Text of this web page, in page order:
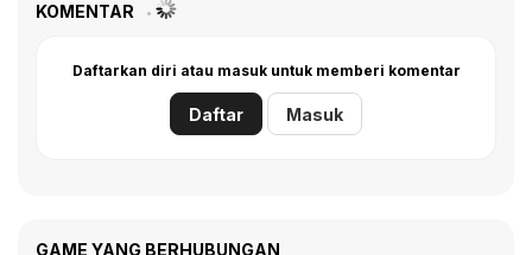
KOMENTAR
Daftarkan diri atau masuk untuk memberi komentar
Daftar Masuk
GAME YANG BERHUBUNGAN